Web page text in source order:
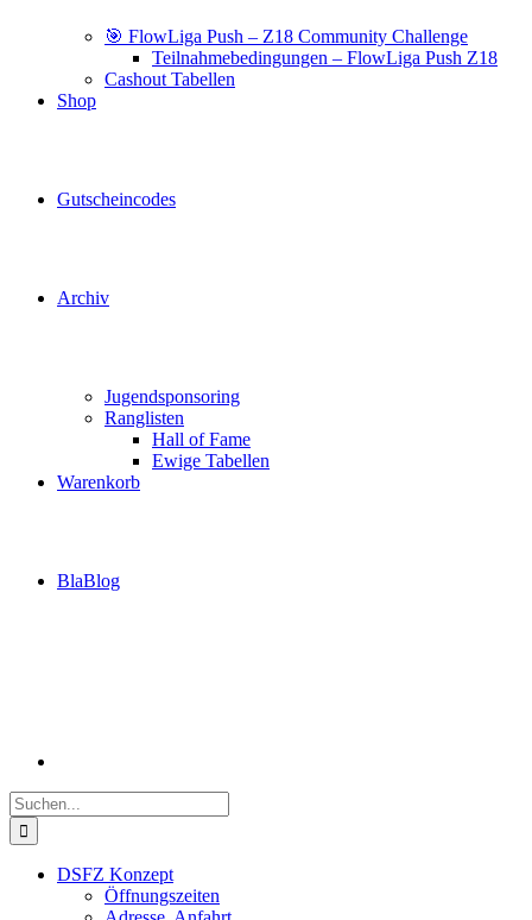
🎯 FlowLiga Push – Z18 Community Challenge
Teilnahmebedingungen – FlowLiga Push Z18
Cashout Tabellen
Shop
Gutscheincodes
Archiv
Jugendsponsoring
Ranglisten
Hall of Fame
Ewige Tabellen
Warenkorb
BlaBlog
Suche
nach:
DSFZ Konzept
Öffnungszeiten